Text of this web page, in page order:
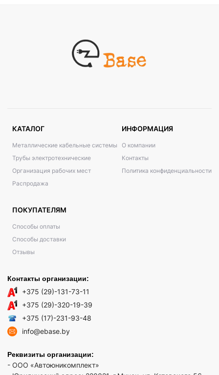
КАТАЛОГ
Металлические кабельные системы
Трубы электротехнические
Организация рабочих мест
Распродажа
ИНФОРМАЦИЯ
О компании
Контакты
Политика конфиденциальности
ПОКУПАТЕЛЯМ
Способы оплаты
Способы доставки
Отзывы
Контакты организации:
+375 (29)-131-73-11
+375 (29)-320-19-39
+375 (17)-231-93-48
info@ebase.by
Реквизиты организации:
- ООО «Автоюникомплект»